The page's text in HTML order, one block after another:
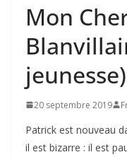
Mon
jeunesse)
20 septembre 2019
Patrick est nouveau
il est bizarre : il est